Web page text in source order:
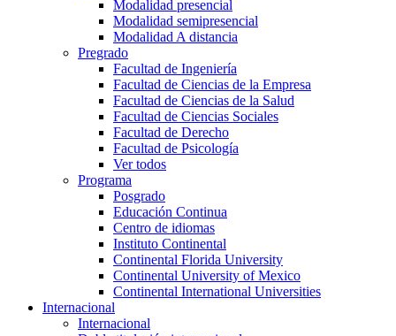
Modalidad presencial
Modalidad semipresencial
Modalidad A distancia
Pregrado
Facultad de Ingeniería
Facultad de Ciencias de la Empresa
Facultad de Ciencias de la Salud
Facultad de Ciencias Sociales
Facultad de Derecho
Facultad de Psicología
Ver todos
Programa
Posgrado
Educación Continua
Centro de idiomas
Instituto Continental
Continental Florida University
Continental University of Mexico
Continental International Universities
Internacional
Internacional